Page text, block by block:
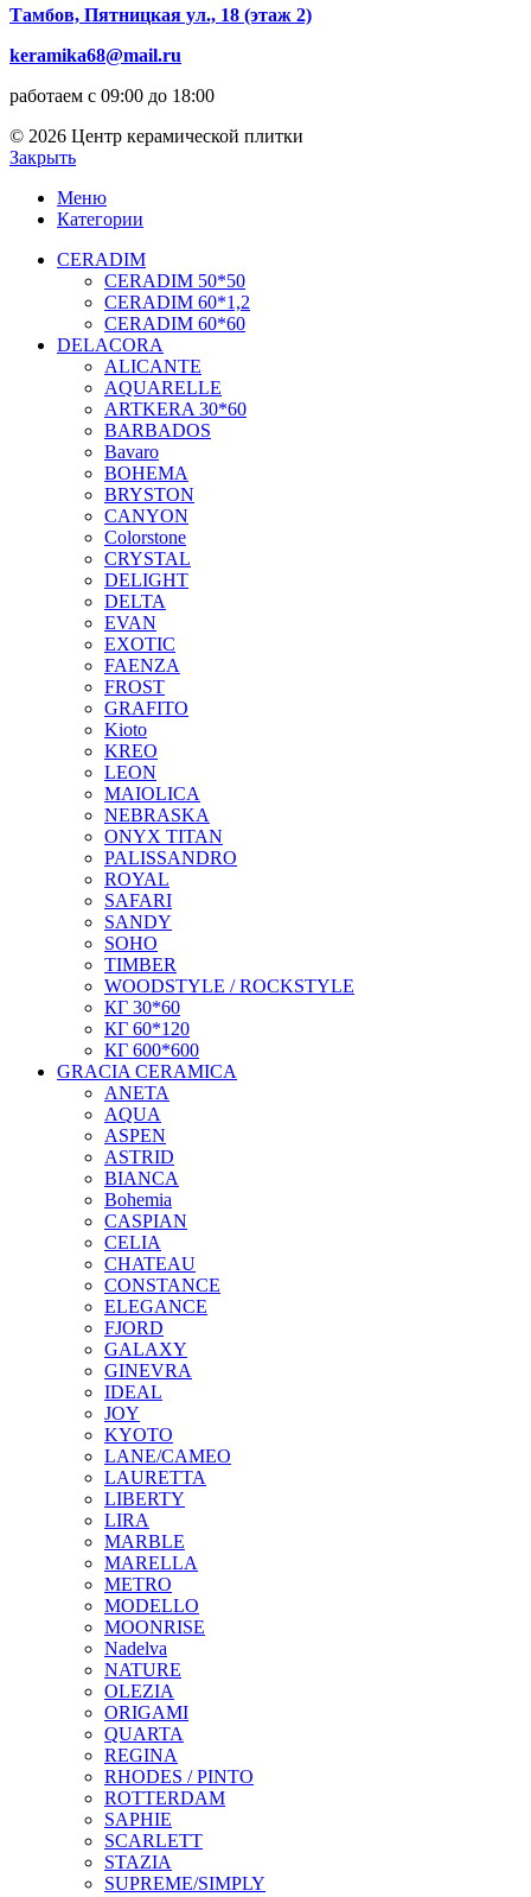
Тамбов, Пятницкая ул., 18 (этаж 2)
keramika68@mail.ru
работаем с 09:00 до 18:00
© 2026 Центр керамической плитки
Закрыть
Меню
Категории
CERADIM
CERADIM 50*50
CERADIM 60*1,2
CERADIM 60*60
DELACORA
ALICANTE
AQUARELLE
ARTKERA 30*60
BARBADOS
Bavaro
BOHEMA
BRYSTON
CANYON
Colorstone
CRYSTAL
DELIGHT
DELTA
EVAN
EXOTIC
FAENZA
FROST
GRAFITO
Kioto
KREO
LEON
MAIOLICA
NEBRASKA
ONYX TITAN
PALISSANDRO
ROYAL
SAFARI
SANDY
SOHO
TIMBER
WOODSTYLE / ROCKSTYLE
КГ 30*60
КГ 60*120
КГ 600*600
GRACIA CERAMICA
ANETA
AQUA
ASPEN
ASTRID
BIANCA
Bohemia
CASPIAN
CELIA
CHATEAU
CONSTANCE
ELEGANCE
FJORD
GALAXY
GINEVRA
IDEAL
JOY
KYOTO
LANE/CAMEO
LAURETTA
LIBERTY
LIRA
MARBLE
MARELLA
METRO
MODELLO
MOONRISE
Nadelva
NATURE
OLEZIA
ORIGAMI
QUARTA
REGINA
RHODES / PINTO
ROTTERDAM
SAPHIE
SCARLETT
STAZIA
SUPREME/SIMPLY